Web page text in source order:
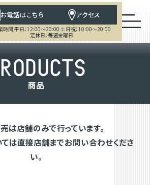
お電話はこちら アクセス
時間 平日：12:00～20:00 土日祝：10:00～20:00
定休日：毎週金曜日
ODUCTS
商品
は店舗のみで行っています。
は直接店舗までお問い合わせくださ
い。